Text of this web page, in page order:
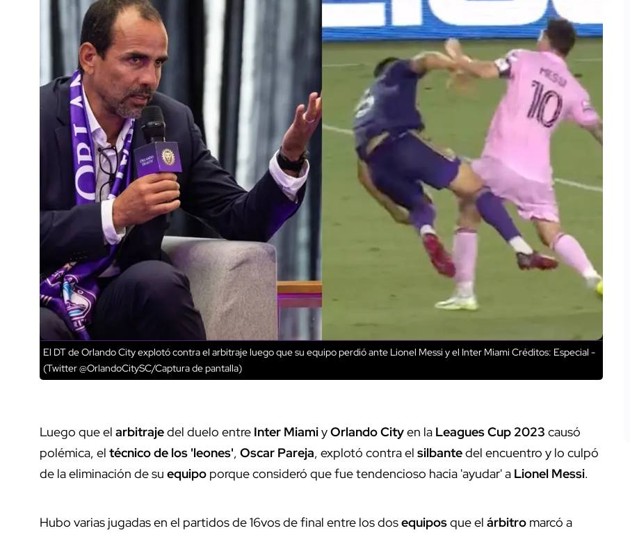
El DT de Orlando City explotó contra el arbitraje luego que su equipo perdió ante Lionel Messi y el Inter Miami Créditos: Especial -
(Twitter @OrlandoCitySC/Captura de pantalla)
Luego que el arbitrajedel duelo entre Inter MiamiyOrlando Cityen la Leagues Cup 2023 causó
polémica, el técnico de los 'leones', Oscar Pareja, explotó contra el silbantedel encuentro y lo culpó
de la eliminación de su equipo porque consideró que fue tendencioso hacia 'ayudar' a Lionel Messi.
Hubo varias jugadas en el partidos de 16vos de final entre los dosequiposque el árbitro marcó a